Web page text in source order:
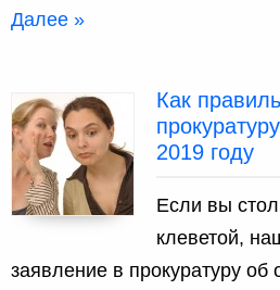
Далее »
Как
2019 году
Если вы
клеветой,
заявление в прокуратуру об